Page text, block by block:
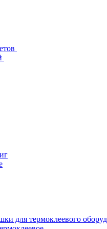
для термоклеевого